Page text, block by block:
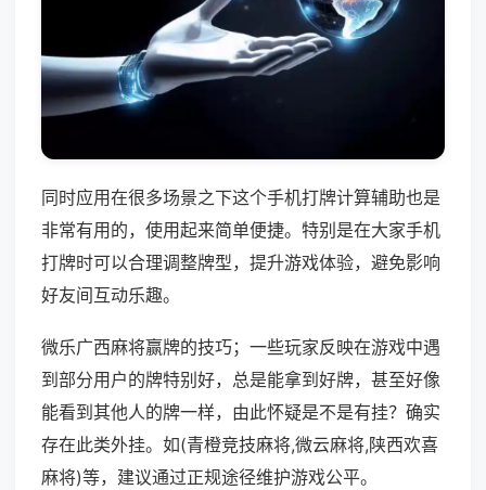
同时应用在很多场景之下这个手机打牌计算辅助也是
非常有用的，使用起来简单便捷。特别是在大家手机
打牌时可以合理调整牌型，提升游戏体验，避免影响
好友间互动乐趣。
微乐广西麻将赢牌的技巧；一些玩家反映在游戏中遇
到部分用户的牌特别好，总是能拿到好牌，甚至好像
能看到其他人的牌一样，由此怀疑是不是有挂？确实
存在此类外挂。如(青橙竞技麻将,微云麻将,陕西欢喜
麻将)等，建议通过正规途径维护游戏公平。